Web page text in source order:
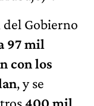
del Gobierno
97 mil
con los
, y se
400 mil